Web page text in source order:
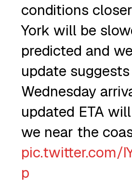
conditions
York will be
predicted and
update suggests
Wednesday
updated ETA
we near the
pic.twitter.com/
p